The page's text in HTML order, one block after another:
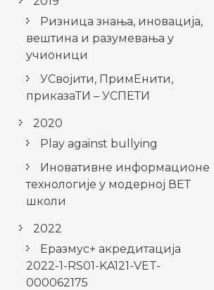
Ризница знања, иновација,
вештина и разумевања у
учионици
УСвојити, ПримЕнити,
приказаТИ – УСПЕТИ
2020
Play against bullying
Иновативне информационе
технологије у модерној ВЕТ
школи
2022
Еразмус+ акредитација
2022-1-RS01-KA121-VET-
000062175